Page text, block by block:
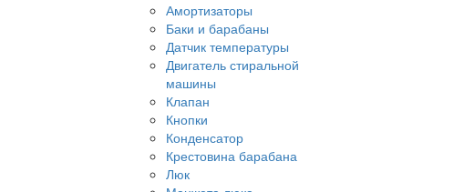
Амортизаторы
Баки и барабаны
Датчик температуры
Двигатель стиральной
машины
Клапан
Кнопки
Конденсатор
Крестовина барабана
Люк